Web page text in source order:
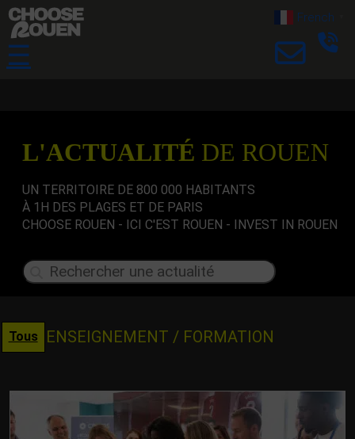
☰
French
L'ACTUALITÉ DE ROUEN
UN TERRITOIRE DE 800 000 HABITANTS
À 1H DES PLAGES ET DE PARIS
CHOOSE ROUEN - ICI C'EST ROUEN - INVEST IN ROUEN
Tous ENSEIGNEMENT / FORMATION